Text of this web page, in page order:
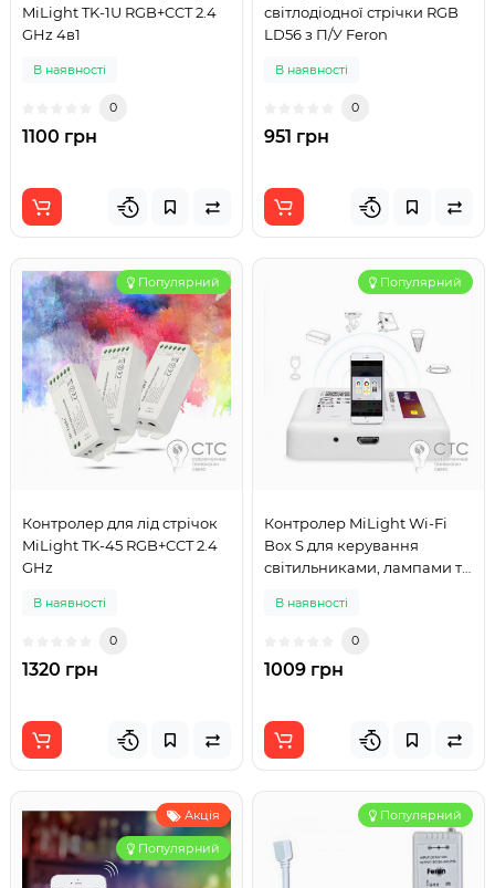
MiLight TK-1U RGB+CCT 2.4
GHz 4в1
В наявності
0
1100 грн
світлодіодної стрічки RGB
LD56 з П/У Feron
В наявності
0
951 грн
Популярний
Контролер для лід стрічок
MiLight TK-45 RGB+CCT 2.4
GHz
В наявності
0
1320 грн
Популярний
Контролер MiLight Wi-Fi
Box S для керування
світильниками, лампами та
В наявності
0
1009 грн
Акція
Популярний
Популярний